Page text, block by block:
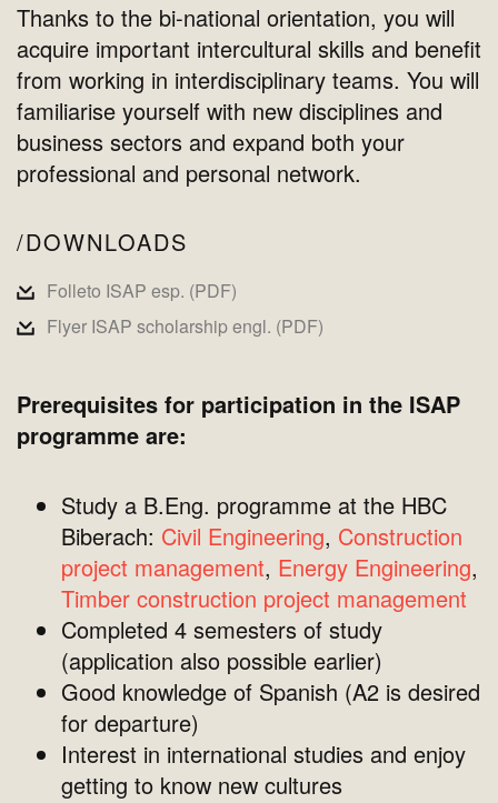
Thanks to the bi-national orientation, you will
acquire important intercultural skills and benefit
from working in interdisciplinary teams. You will
familiarise yourself with new disciplines and
business sectors and expand both your
professional and personal network.
DOWNLOADS
Folleto ISAP esp. (PDF)
Flyer ISAP scholarship engl. (PDF)
Prerequisites for participation in the ISAP
programme are:
Study a B.Eng. programme at the HBC
Biberach: Civil Engineering, Construction
project management, Energy Engineering,
Timber construction project management
Completed 4 semesters of study
(application also possible earlier)
Good knowledge of Spanish (A2 is desired
for departure)
Interest in international studies and enjoy
getting to know new cultures